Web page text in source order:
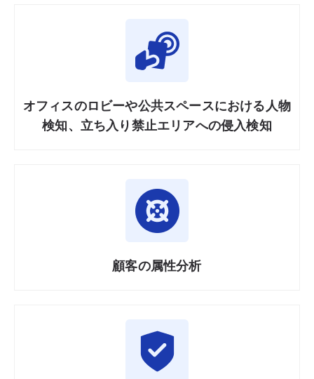
オフィスのロビーや公共スペースにおける人物
検知、 立ち入り禁止エリアへの侵入検知
顧客の属性分析